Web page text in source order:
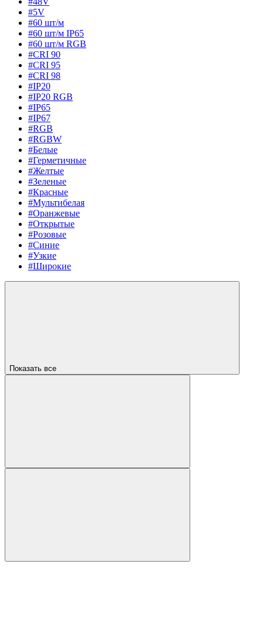
#5V
#60 шт/м
#60 шт/м IP65
#60 шт/м RGB
#CRI 90
#CRI 95
#CRI 98
#IP20
#IP20 RGB
#IP65
#IP67
#RGB
#RGBW
#Белые
#Герметичные
#Желтые
#Зеленые
#Красные
#Мультибелая
#Оранжевые
#Открытые
#Розовые
#Синие
#Узкие
#Широкие
Показать все